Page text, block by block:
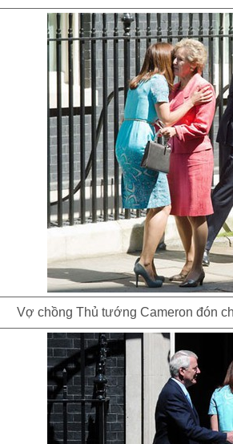
Vợ chồng Thủ tướng Cameron đón